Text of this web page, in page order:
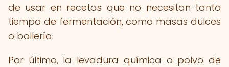
de usar en recetas que no necesitan tanto
tiempo de fermentación, como masas dulces
o bollería.
Por último, la levadura química o polvo de